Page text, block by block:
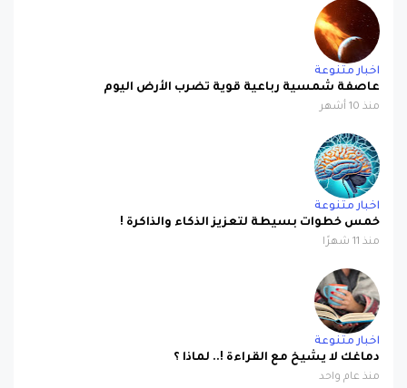
اخبار متنوعة
عاصفة شمسية رباعية قوية تضرب الأرض اليوم
منذ 10 أشهر
اخبار متنوعة
خمس خطوات بسيطة لتعزيز الذكاء والذاكرة !
منذ 11 شهرًا
اخبار متنوعة
دماغك لا يشيخ مع القراءة !.. لماذا ؟
منذ عام واحد